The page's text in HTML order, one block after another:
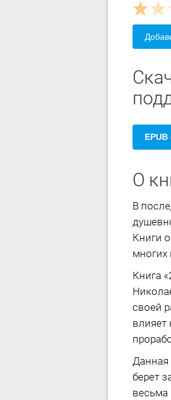
EPUB
О
В
Книги
многих
Книга
своей
влияет
Данная
берет
весьма